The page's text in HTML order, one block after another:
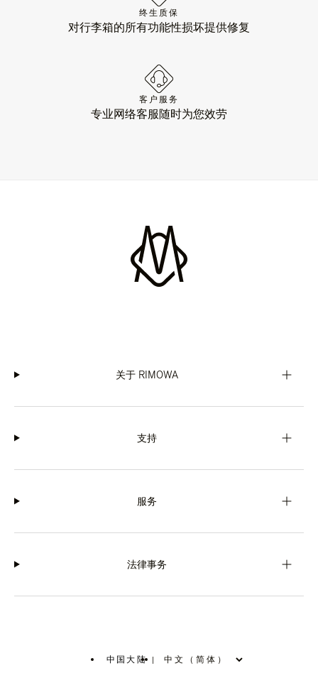
终生质保
对行李箱的所有功能性损坏提供修复
客户服务
专业网络客服随时为您效劳
关于 RIMOWA
支持
服务
法律事务
中国大陆 |